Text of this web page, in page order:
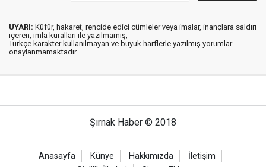
UYARI: Küfür, hakaret, rencide edici cümleler veya imalar, inançlara saldırı
içeren, imla kuralları ile yazılmamış,
Türkçe karakter kullanılmayan ve büyük harflerle yazılmış yorumlar
onaylanmamaktadır.
Şırnak Haber © 2018
Anasayfa Künye Hakkımızda
İletişim